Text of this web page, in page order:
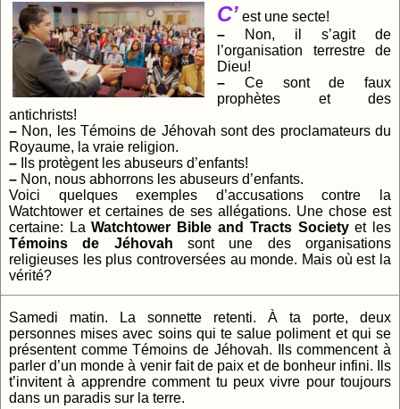
C’ est une secte!
–Non, il s’agit de
l’organisation terrestre de
Dieu!
–Ce sont de faux
prophètes et des
antichrists!
–Non, les Témoins de Jéhovah sont des proclamateurs du
Royaume, la vraie religion.
–Ils protègent les abuseurs d’enfants!
–Non, nous abhorrons les abuseurs d’enfants.
Voici quelques exemples d’accusations contre la
Watchtower et certaines de ses allégations. Une chose est
certaine: LaWatchtower Bible and Tracts Societyet les
Témoins de Jéhovah sont une des organisations
religieuses les plus controversées au monde. Mais où est la
vérité?
Samedi matin. La sonnette retenti. À ta porte, deux
personnes mises avec soins qui te salue poliment et qui se
présentent comme Témoins de Jéhovah. Ils commencent à
parler d’un monde à venir fait de paix et de bonheur infini. Ils
t’invitent à apprendre comment tu peux vivre pour toujours
dans un paradis sur la terre.